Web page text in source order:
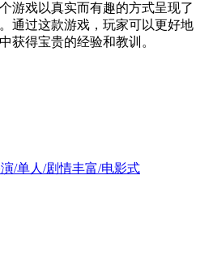
游戏以真实而有趣的方式呈现了
通过这款游戏，玩家可以更好地
获得宝贵的经验和教训。
/单人/剧情丰富/电影式